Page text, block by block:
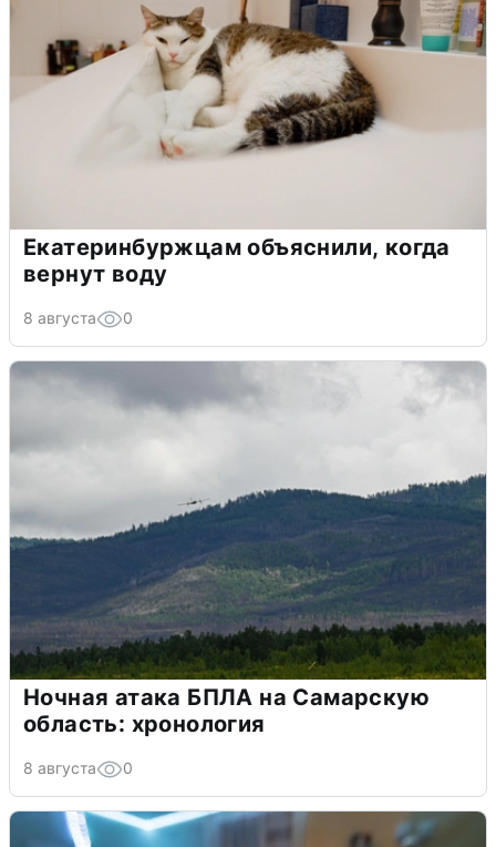
Екатеринбуржцам объяснили, когда
вернут воду
8 августа 0
Ночная атака БПЛА на Самарскую
область: хронология
8 августа 0